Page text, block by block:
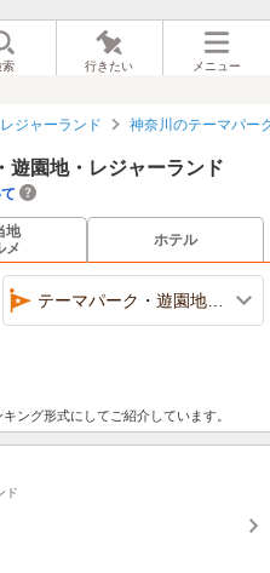
索 行きたい メニュー
ジャーランド 神奈川のテーマパー
遊園地・レジャーランド
地
メ
ホテル
テーマパーク・遊園地・レジャーランド
ング形式にしてご紹介しています。
ド